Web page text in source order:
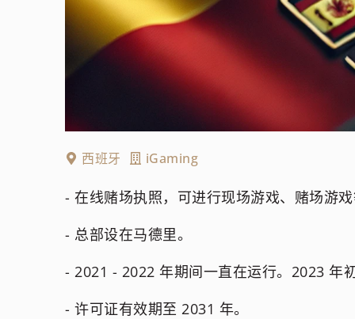
西班牙 iGaming
- 在线赌场执照，可进行现场游戏、赌场游
- 总部设在马德里。
- 2021 - 2022 年期间一直在运行。2023 年
- 许可证有效期至 2031 年。